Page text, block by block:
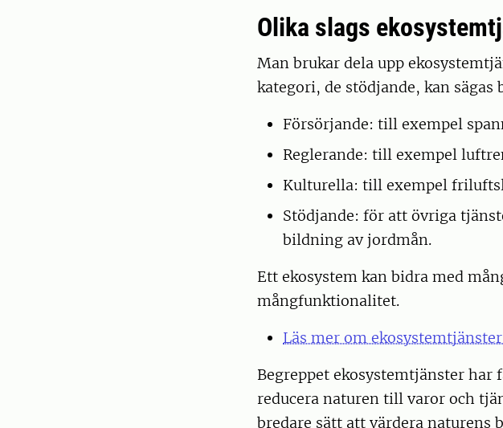
Olika slags
Man brukar dela upp
kategori, de stödjande, kan sägas
Försörjande: till exempel
Reglerande: till exempel
Kulturella: till exempel
Stödjande: för att övriga
bildning av jordmån.
Ett ekosystem kan bidra med
mångfunktionalitet.
Läs mer om
Begreppet ekosystemtjänster
reducera naturen till varor och
bredare sätt att värdera naturens